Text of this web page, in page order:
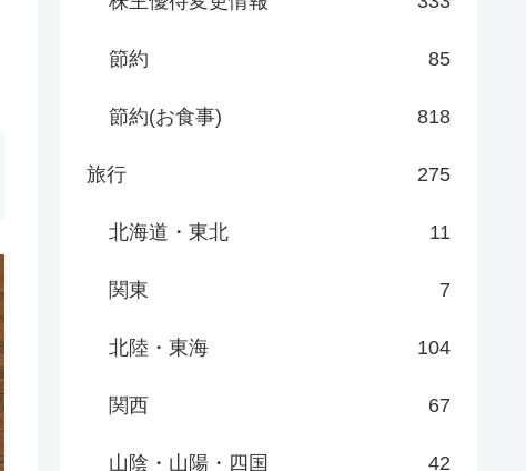
節約 85
節約(お食事) 818
旅行 275
北海道・東北 11
関東 7
北陸・東海 104
関西 67
山陰・山陽・四国 42